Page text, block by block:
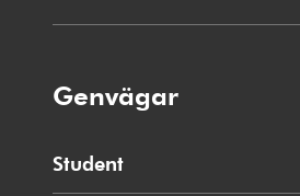
Genvägar
Student